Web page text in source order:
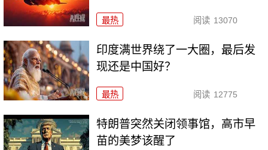
最热 阅读 13070
印度满世界绕了一大圈，最后发
现还是中国好？
最热 阅读 12775
特朗普突然关闭领事馆，高市早
苗的美梦该醒了